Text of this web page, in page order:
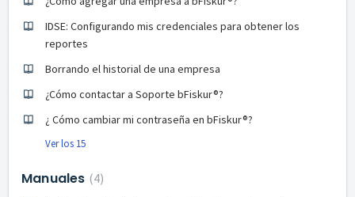
IDSE: Configurando mis credenciales para obtener los
reportes
Borrando el historial de una empresa
¿Cómo contactar a Soporte bFiskur®︎?
¿ Cómo cambiar mi contraseña en bFiskur®︎?
Ver los 15
Manuales 4